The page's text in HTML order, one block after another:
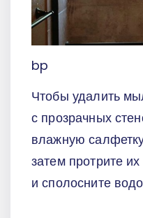
bp
Чтобы удалить
с прозрачных
влажную
затем протрите их
и сполосните